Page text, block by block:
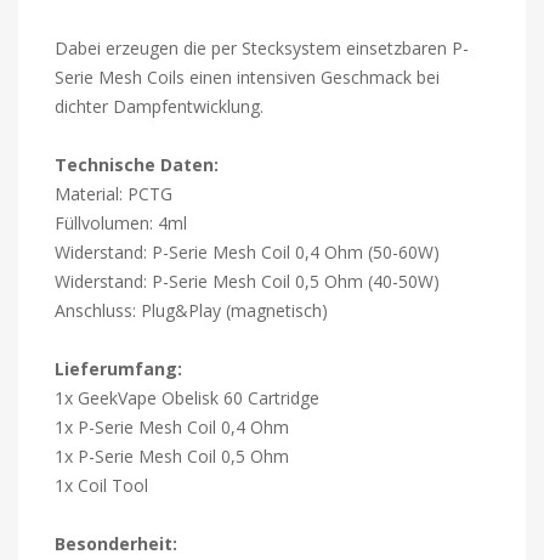
Dabei erzeugen die per Stecksystem einsetzbaren P-
Serie Mesh Coils einen intensiven Geschmack bei
dichter Dampfentwicklung.
Technische Daten:
Material: PCTG
Füllvolumen: 4ml
Widerstand: P-Serie Mesh Coil 0,4 Ohm (50-60W)
Widerstand: P-Serie Mesh Coil 0,5 Ohm (40-50W)
Anschluss: Plug&Play (magnetisch)
Lieferumfang:
1x GeekVape Obelisk 60 Cartridge
1x P-Serie Mesh Coil 0,4 Ohm
1x P-Serie Mesh Coil 0,5 Ohm
1x Coil Tool
Besonderheit: